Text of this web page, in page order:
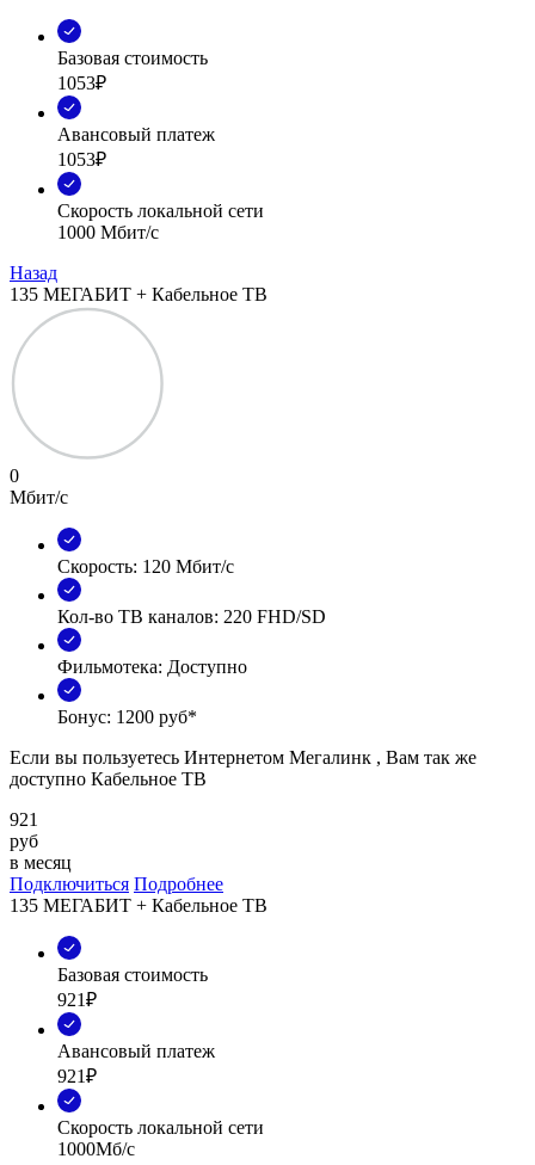
Базовая стоимость
1053₽
Авансовый платеж
1053₽
Скорость локальной сети
1000 Мбит/с
Назад
135 МЕГАБИТ + Кабельное ТВ
0
Мбит/с
Скорость: 120 Мбит/с
Кол-во ТВ каналов: 220 FHD/SD
Фильмотека: Доступно
Бонус: 1200 руб*
Если вы пользуетесь Интернетом Мегалинк , Вам так же
доступно Кабельное ТВ
921
руб
в месяц
Подключиться Подробнее
135 МЕГАБИТ + Кабельное ТВ
Базовая стоимость
921₽
Авансовый платеж
921₽
Скорость локальной сети
1000Мб/с